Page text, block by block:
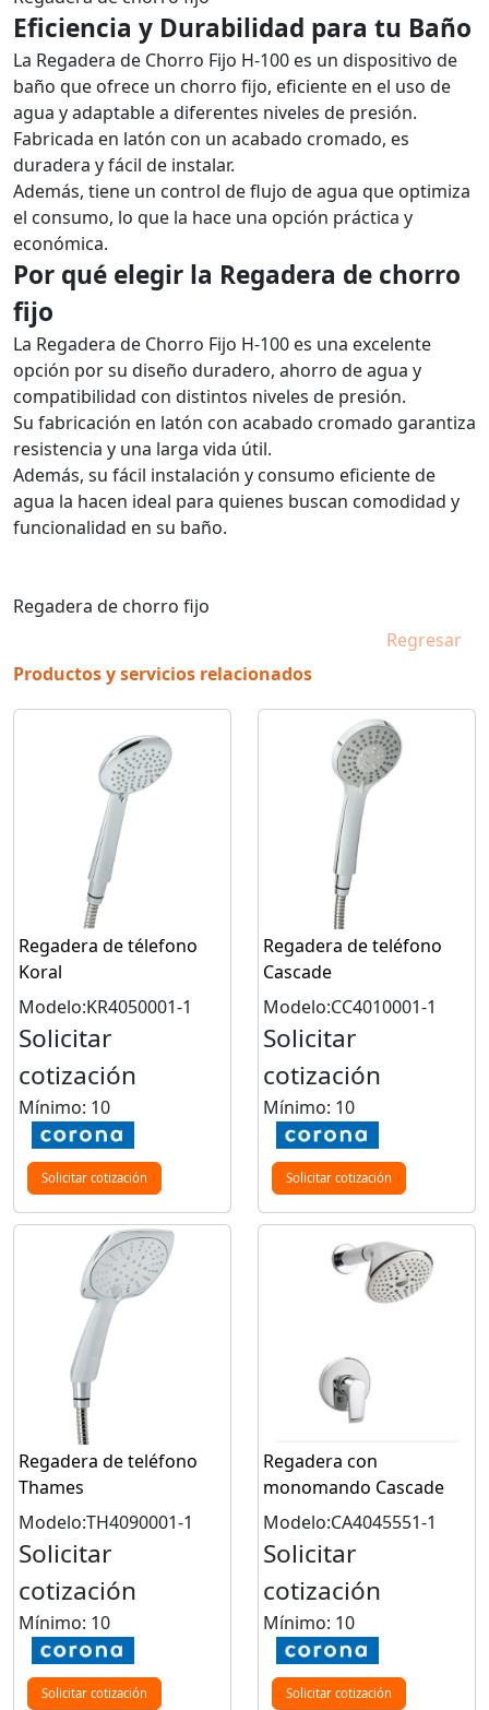
Eficiencia y Durabilidad para tu Baño
La Regadera de Chorro Fijo H-100 es un dispositivo de
baño que ofrece un chorro fijo, eficiente en el uso de
agua y adaptable a diferentes niveles de presión.
Fabricada en latón con un acabado cromado, es
duradera y fácil de instalar.
Además, tiene un control de flujo de agua que optimiza
el consumo, lo que la hace una opción práctica y
económica.
Por qué elegir la Regadera de chorro
fijo
La Regadera de Chorro Fijo H-100 es una excelente
opción por su diseño duradero, ahorro de agua y
compatibilidad con distintos niveles de presión.
Su fabricación en latón con acabado cromado garantiza
resistencia y una larga vida útil.
Además, su fácil instalación y consumo eficiente de
agua la hacen ideal para quienes buscan comodidad y
funcionalidad en su baño.
Regadera de chorro fijo
Regresar
Productos y servicios relacionados
Regadera de télefono
Koral
Modelo:KR4050001-1
Solicitar
cotización
Mínimo: 10
Solicitar cotización
Regadera de teléfono
Cascade
Modelo:CC4010001-1
Solicitar
cotización
Mínimo: 10
Solicitar cotización
Regadera de teléfono
Thames
Modelo:TH4090001-1
Solicitar
cotización
Mínimo: 10
Solicitar cotización
Regadera con
monomando Cascade
Modelo:CA4045551-1
Solicitar
cotización
Mínimo: 10
Solicitar cotización